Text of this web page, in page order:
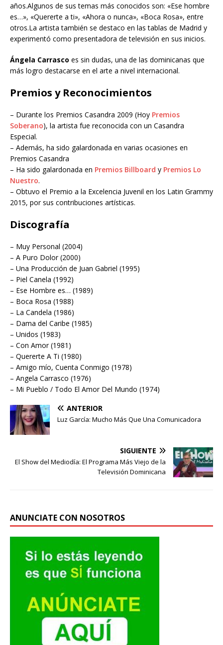
años.Algunos de sus temas más conocidos son: «Ese hombre
es…», «Quererte a ti», «Ahora o nunca», «Boca Rosa», entre
otros.La artista también se destaco en las tablas de Madrid y
experimentó como presentadora de televisión en sus inicios.
Ángela Carrasco es sin dudas, una de las dominicanas que
más logro destacarse en el arte a nivel internacional.
Premios y Reconocimientos
– Durante los Premios Casandra 2009 (Hoy Premios
Soberano), la artista fue reconocida con un Casandra
Especial.
– Además, ha sido galardonada en varias ocasiones en
Premios Casandra
– Ha sido galardonada en Premios Billboard y Premios Lo
Nuestro.
– Obtuvo el Premio a la Excelencia Juvenil en los Latin Grammy
2015, por sus contribuciones artísticas.
Discografía
– Muy Personal (2004)
– A Puro Dolor (2000)
– Una Producción de Juan Gabriel (1995)
– Piel Canela (1992)
– Ese Hombre es… (1989)
– Boca Rosa (1988)
– La Candela (1986)
– Dama del Caribe (1985)
– Unidos (1983)
– Con Amor (1981)
– Quererte A Ti (1980)
– Amigo mío, Cuenta Conmigo (1978)
– Angela Carrasco (1976)
– Mi Pueblo / Todo El Amor Del Mundo (1974)
ANTERIOR
Luz García: Mucho Más Que Una Comunicadora
SIGUIENTE
El Show del Mediodía: El Programa Más Viejo de la
Televisión Dominicana
ANUNCIATE CON NOSOTROS